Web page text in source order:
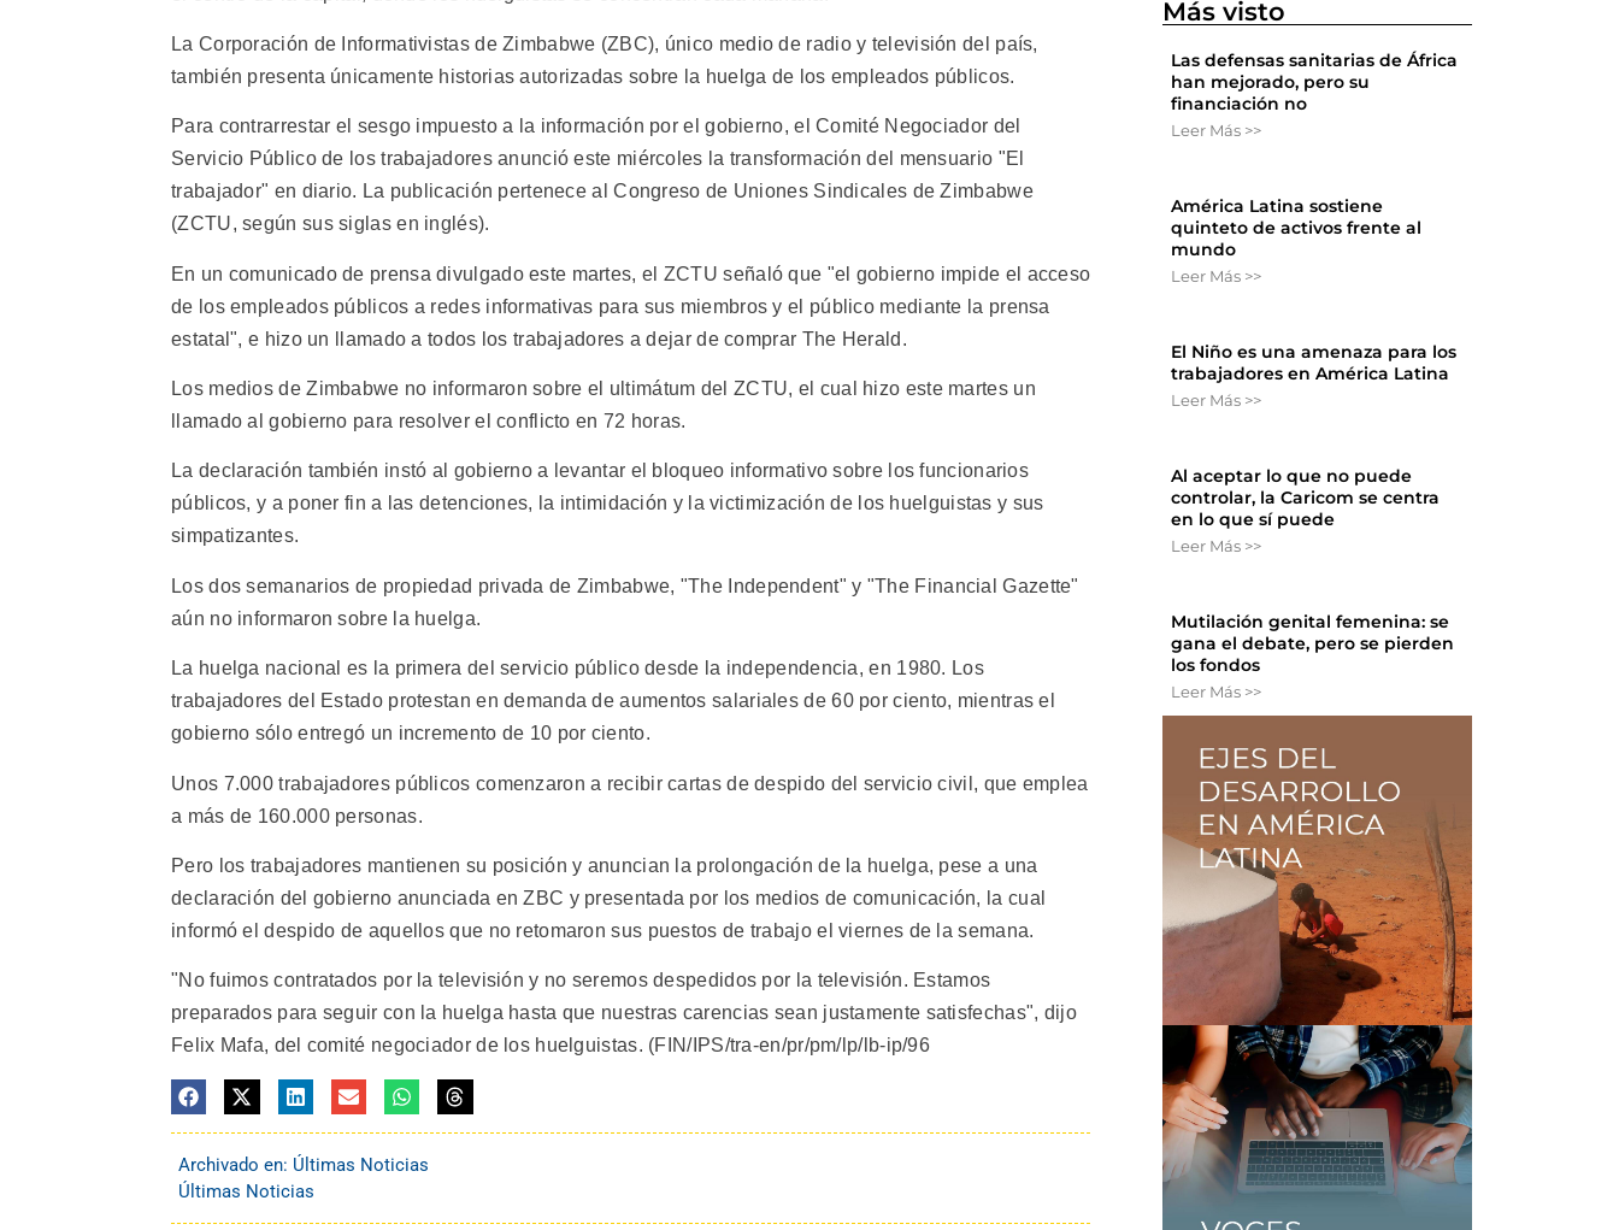
La Corporación de Informativistas de Zimbabwe (ZBC), único medio de radio y televisión del país,
también presenta únicamente historias autorizadas sobre la huelga de los empleados públicos.
Para contrarrestar el sesgo impuesto a la información por el gobierno, el Comité Negociador del
Servicio Público de los trabajadores anunció este miércoles la transformación del mensuario "El
trabajador" en diario. La publicación pertenece al Congreso de Uniones Sindicales de Zimbabwe
(ZCTU, según sus siglas en inglés).
En un comunicado de prensa divulgado este martes, el ZCTU señaló que "el gobierno impide el acceso
de los empleados públicos a redes informativas para sus miembros y el público mediante la prensa
estatal", e hizo un llamado a todos los trabajadores a dejar de comprar The Herald.
Los medios de Zimbabwe no informaron sobre el ultimátum del ZCTU, el cual hizo este martes un
llamado al gobierno para resolver el conflicto en 72 horas.
La declaración también instó al gobierno a levantar el bloqueo informativo sobre los funcionarios
públicos, y a poner fin a las detenciones, la intimidación y la victimización de los huelguistas y sus
simpatizantes.
Los dos semanarios de propiedad privada de Zimbabwe, "The Independent" y "The Financial Gazette"
aún no informaron sobre la huelga.
La huelga nacional es la primera del servicio público desde la independencia, en 1980. Los
trabajadores del Estado protestan en demanda de aumentos salariales de 60 por ciento, mientras el
gobierno sólo entregó un incremento de 10 por ciento.
Unos 7.000 trabajadores públicos comenzaron a recibir cartas de despido del servicio civil, que emplea
a más de 160.000 personas.
Pero los trabajadores mantienen su posición y anuncian la prolongación de la huelga, pese a una
declaración del gobierno anunciada en ZBC y presentada por los medios de comunicación, la cual
informó el despido de aquellos que no retomaron sus puestos de trabajo el viernes de la semana.
"No fuimos contratados por la televisión y no seremos despedidos por la televisión. Estamos
preparados para seguir con la huelga hasta que nuestras carencias sean justamente satisfechas", dijo
Felix Mafa, del comité negociador de los huelguistas. (FIN/IPS/tra-en/pr/pm/lp/lb-ip/96
Archivado en: Últimas Noticias
Últimas Noticias
Más visto
Las defensas sanitarias de África
han mejorado, pero su
financiación no
Leer Más >>
América Latina sostiene
quinteto de activos frente al
mundo
Leer Más >>
El Niño es una amenaza para los
trabajadores en América Latina
Leer Más >>
Al aceptar lo que no puede
controlar, la Caricom se centra
en lo que sí puede
Leer Más >>
Mutilación genital femenina: se
gana el debate, pero se pierden
los fondos
Leer Más >>